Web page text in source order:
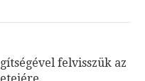
felvisszük az